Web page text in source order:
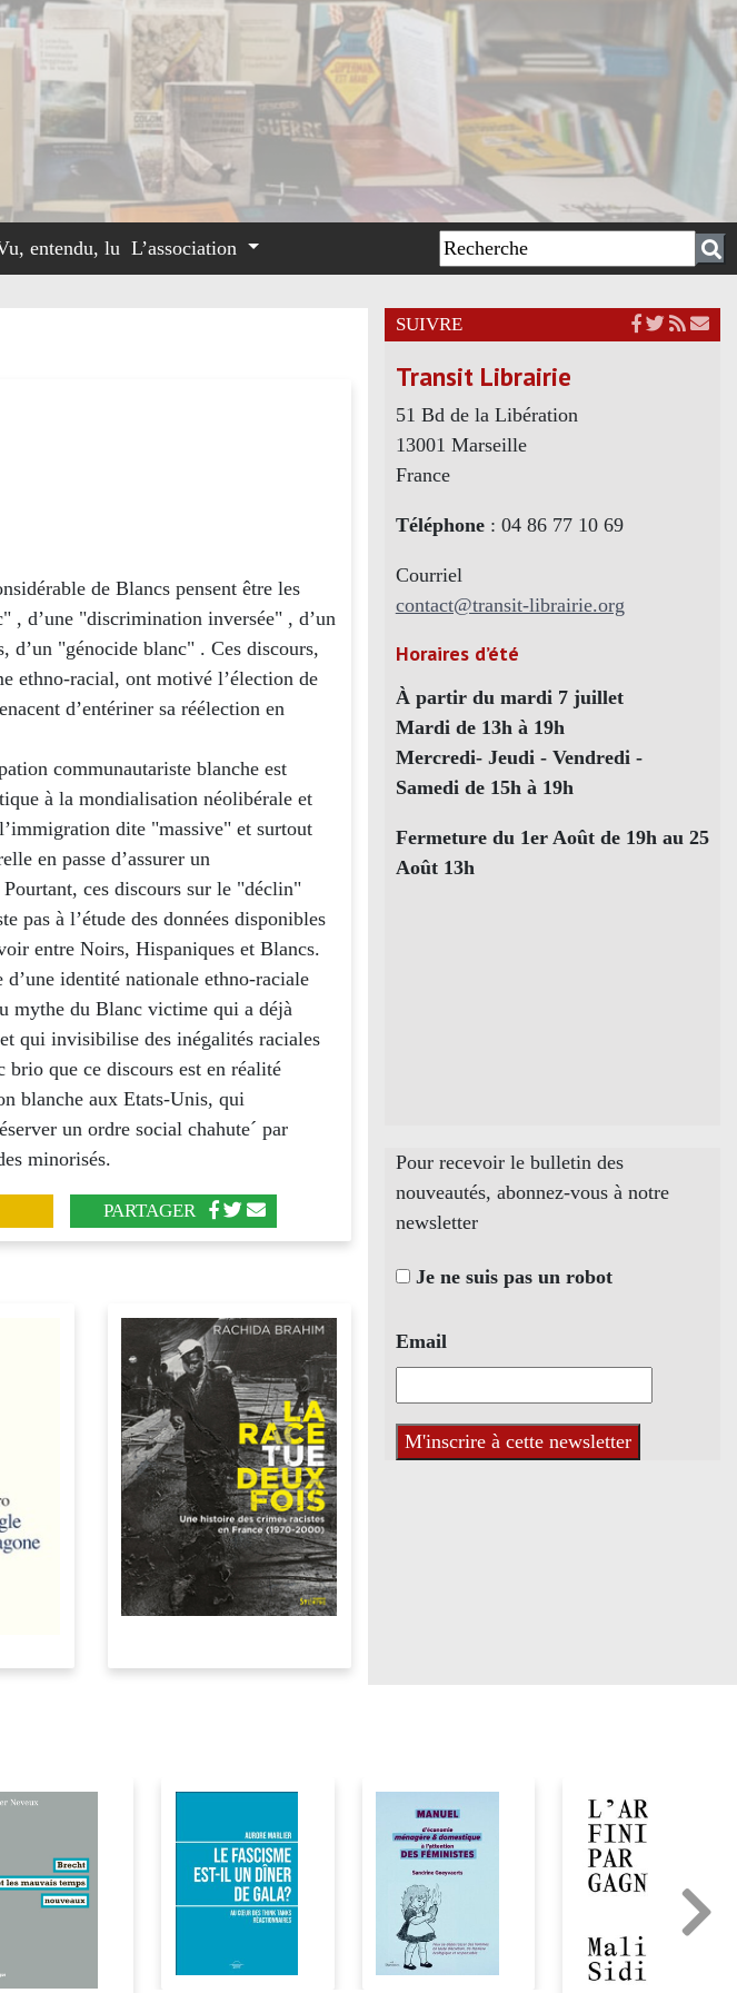
entendu, lu L’association
de Blancs pensent être les
, d’une "discrimination inversée" , d’un
d’un "génocide blanc" . Ces discours,
ethno-racial, ont motivé l’élection de
d’entériner sa réélection en
communautariste blanche est
à la mondialisation néolibérale et
dite "massive" et surtout
en passe d’assurer un
ces discours sur le "déclin"
pas à l’étude des données disponibles
entre Noirs, Hispaniques et Blancs.
identité nationale ethno-raciale
mythe du Blanc victime qui a déjà
qui invisibilise des inégalités raciales
que ce discours est en réalité
blanche aux Etats-Unis, qui
un ordre social chahute´ par
minorisés.
PARTAGER
SUIVRE
Transit Librairie
51 Bd de la Libération
13001 Marseille
France
Téléphone: 04 86 77 10 69
Courriel
contact@transit-librairie.org
Horaires d’été
À partir du mardi 7 juillet
Mardi de 13h à 19h
Mercredi- Jeudi - Vendredi -
Samedi de 15h à 19h
Fermeture du 1er Août de 19h au 25
Août 13h
Pour recevoir le bulletin des
nouveautés, abonnez-vous à notre
newsletter
Je ne suis pas un robot
Email